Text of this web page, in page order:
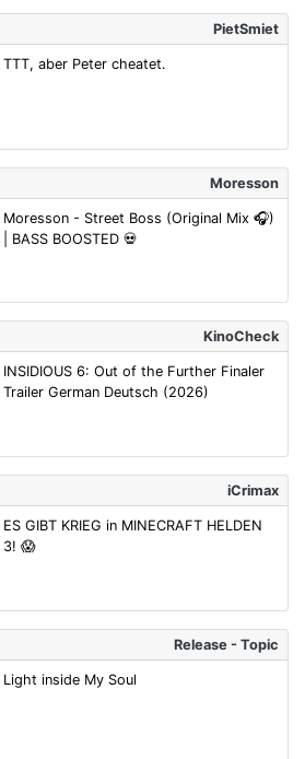
PietSmiet
TTT, aber Peter cheatet.
Moresson
Moresson - Street Boss (Original Mix 🎧)
| BASS BOOSTED 💀
KinoCheck
INSIDIOUS 6: Out of the Further Finaler
Trailer German Deutsch (2026)
iCrimax
ES GIBT KRIEG in MINECRAFT HELDEN
3! 😱
Release - Topic
Light inside My Soul